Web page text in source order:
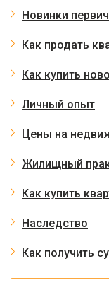
Новинки
Как продать
Как купить
Личный опыт
Цены на
Жилищный
Как купить
Наследство
Как получить